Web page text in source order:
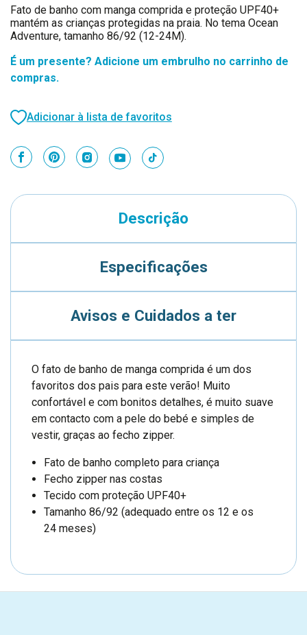
Fato de banho com manga comprida e proteção UPF40+
mantém as crianças protegidas na praia. No tema Ocean
Adventure, tamanho 86/92 (12-24M).
É um presente? Adicione um embrulho no carrinho de
compras.
Adicionar à lista de favoritos
Descrição
Especificações
Avisos e Cuidados a ter
O fato de banho de manga comprida é um dos
favoritos dos pais para este verão! Muito
confortável e com bonitos detalhes, é muito suave
em contacto com a pele do bebé e simples de
vestir, graças ao fecho zipper.
Fato de banho completo para criança
Fecho zipper nas costas
Tecido com proteção UPF40+
Tamanho 86/92 (adequado entre os 12 e os
24 meses)